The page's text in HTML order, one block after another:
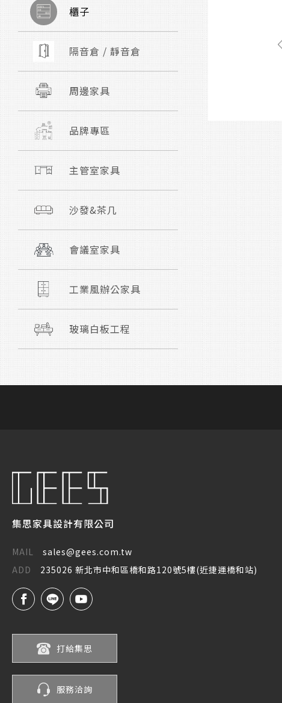
櫃子
隔音倉 / 靜音倉
周邊家具
品牌專區
主管室家具
沙發&茶几
會議室家具
工業風辦公家具
玻璃白板工程
集思家具設計有限公司
MAIL
sales@gees.com.tw
ADD
235026 新北市中和區橋和路120號5樓(近捷運橋和站)
打給集思
服務洽詢